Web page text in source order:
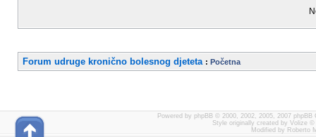
Forum udruge kronično bolesnog djeteta : Početna
Powered by phpBB © 2000, 2002, 2005, 2007 phpBB
Style originally created by Volize ©
Modified by Roberto